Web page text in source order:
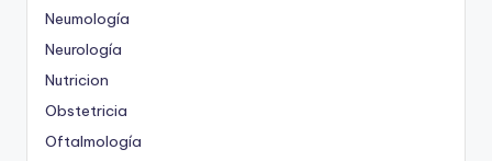
Neumología
Neurología
Nutricion
Obstetricia
Oftalmología